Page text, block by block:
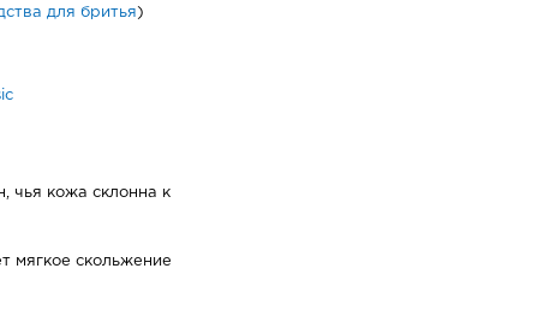
для бритья )
чья кожа склонна к
мягкое скольжение